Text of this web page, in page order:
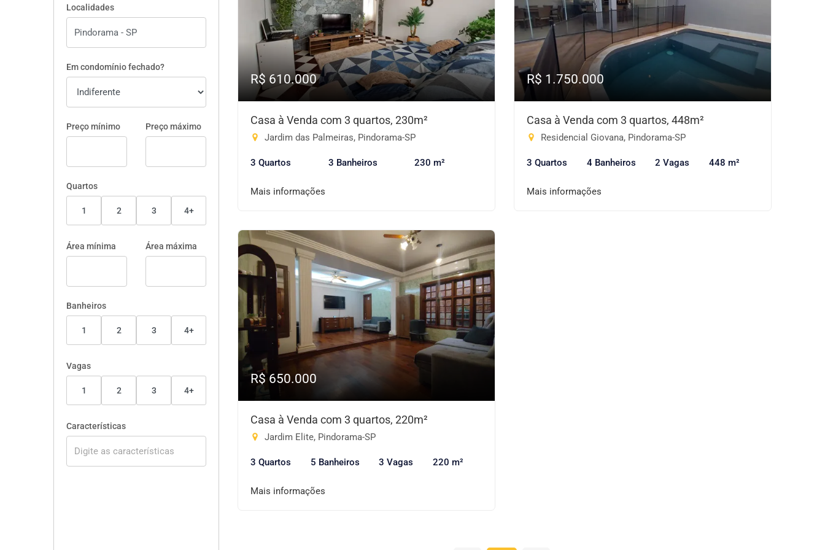
Localidades
Em condomínio fechado?
Preço mínimo Preço máximo
Quartos
1 2 3 4+
Área mínima Área máxima
Banheiros
1 2 3 4+
Vagas
1 2 3 4+
Características
R$ 610.000
Casa à Venda com 3 quartos, 230m²
Jardim das Palmeiras, Pindorama-SP
3 Quartos 3 Banheiros 230 m²
Mais informações
R$ 1.750.000
Casa à Venda com 3 quartos, 448m²
Residencial Giovana, Pindorama-SP
3 Quartos 4 Banheiros 2 Vagas 448 m²
Mais informações
R$ 650.000
Casa à Venda com 3 quartos, 220m²
Jardim Elite, Pindorama-SP
3 Quartos 5 Banheiros 3 Vagas 220 m²
Mais informações